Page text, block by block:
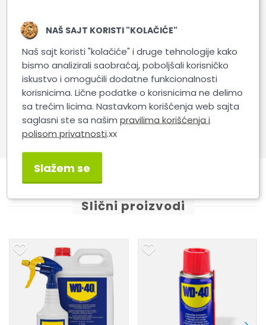
Tečnost za odmašćivanje i čišćenje boje pre
nanošenja voska i zaptivača. Garantuje bolju vezu
sloja voska sa zahvaćenom površinom zbog čega
se sloj održava znatno duže. Savršeno uklanja
ostatke paste za poliranje i stoga je savršeno
pogodan za proveru stvarnog stanja boje tokom i
nakon njenog poliranja, npr. uz upotrebu kontrole
svetla. Potpuno je bezbedan za sve i sve vrste boja
za plastične, gumene i staklene komponente.
Slični proizvodi
NAŠ SAJT KORISTI "KOLAČIĆE"
Naš sajt koristi "kolačiće" i druge tehnologije kako
bismo analizirali saobraćaj, poboljšali korisničko
iskustvo i omogućili dodatne funkcionalnosti
korisnicima. Lične podatke o korisnicima ne delimo
sa trećim licima. Nastavkom korišćenja web sajta
saglasni ste sa našimpravilima korišćenja i
polisom privatnosti.xx
Slažem se